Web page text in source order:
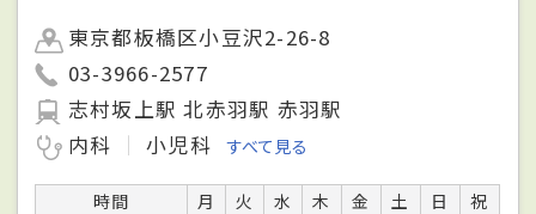
東京都板橋区小豆沢2-26-8
03-3966-2577
志村坂上駅 北赤羽駅 赤羽駅
内科
小児科 すべて見る
時間 月 火 水 木 金 土 日
祝